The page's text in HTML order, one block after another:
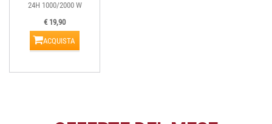
24H 1000/2000 W
€ 19,90
ACQUISTA